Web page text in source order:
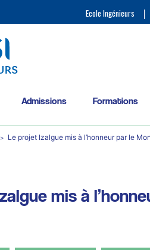
Ecole Ingénieurs
Admissions Formations
Le projet Izalgue mis à l’honneur par le
mis à